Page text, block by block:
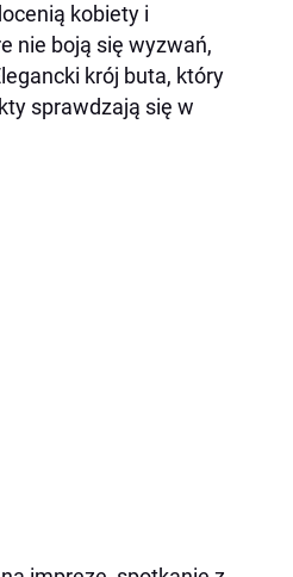
kobiety i
nie boją się wyzwań,
krój buta, który
sprawdzają się w